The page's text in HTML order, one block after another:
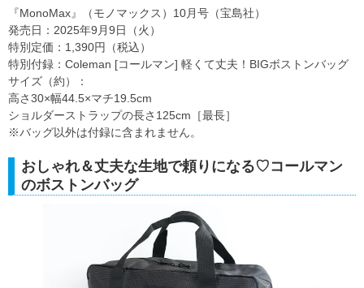
『MonoMax』（モノマックス）10月号（宝島社）
発売日：2025年9月9日（火）
特別定価：1,390円（税込）
特別付録：Coleman [コールマン] 軽くて丈夫！BIGボストンバッグ
サイズ（約）：
高さ30×幅44.5×マチ19.5cm
ショルダーストラップの長さ125cm［最長］
※バッグ以外は付録に含まれません。
おしゃれ＆丈夫な生地で頼りになる♡コールマン
のボストンバッグ